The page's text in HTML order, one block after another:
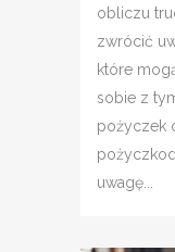
obliczu
zwrócić
które
sobie z
pożyczek
uwagę...